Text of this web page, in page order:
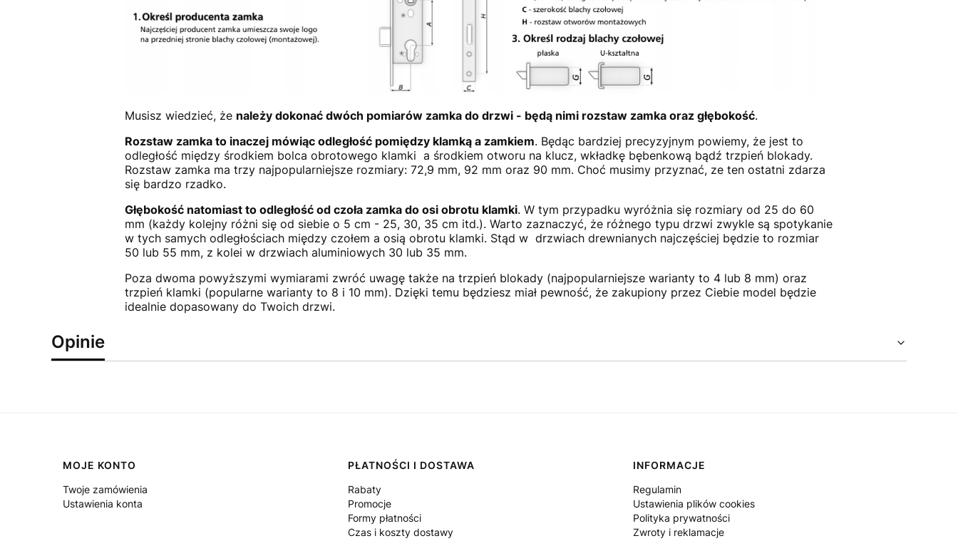
Musisz wiedzieć, że należy dokonać dwóch pomiarów zamka do drzwi - będą nimi rozstaw zamka oraz głębokość.
Rozstaw zamka to inaczej mówiąc odległość pomiędzy klamką a zamkiem. Będąc bardziej precyzyjnym powiemy, że jest to
odległość między środkiem bolca obrotowego klamki a środkiem otworu na klucz, wkładkę bębenkową bądź trzpień blokady.
Rozstaw zamka ma trzy najpopularniejsze rozmiary: 72,9 mm, 92 mm oraz 90 mm. Choć musimy przyznać, ze ten ostatni zdarza
się bardzo rzadko.
Głębokość natomiast to odległość od czoła zamka do osi obrotu klamki. W tym przypadku wyróżnia się rozmiary od 25 do 60
mm (każdy kolejny różni się od siebie o 5 cm - 25, 30, 35 cm itd.). Warto zaznaczyć, że różnego typu drzwi zwykle są spotykanie
w tych samych odległościach między czołem a osią obrotu klamki. Stąd w drzwiach drewnianych najczęściej będzie to rozmiar
50 lub 55 mm, z kolei w drzwiach aluminiowych 30 lub 35 mm.
Poza dwoma powyższymi wymiarami zwróć uwagę także na trzpień blokady (najpopularniejsze warianty to 4 lub 8 mm) oraz
trzpień klamki (popularne warianty to 8 i 10 mm). Dzięki temu będziesz miał pewność, że zakupiony przez Ciebie model będzie
idealnie dopasowany do Twoich drzwi.
Opinie
Linki w stopce
MOJE KONTO
Twoje zamówienia
Ustawienia konta
PŁATNOŚCI I DOSTAWA
Rabaty
Promocje
Formy płatności
Czas i koszty dostawy
INFORMACJE
Regulamin
Ustawienia plików cookies
Polityka prywatności
Zwroty i reklamacje